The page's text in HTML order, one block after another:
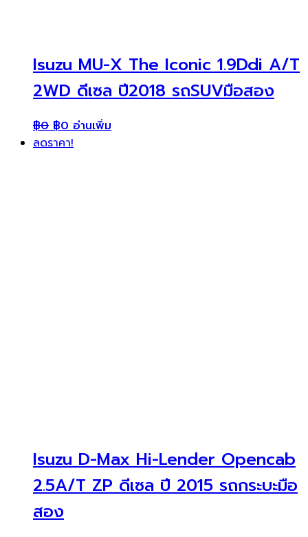
Isuzu MU-X The Iconic 1.9Ddi A/T
2WD ดีเซล ปี2018 รถSUVมือสอง
฿0 ฿0 อ่านเพิ่ม
ลดราคา!
Isuzu D-Max Hi-Lender Opencab
2.5A/T ZP ดีเซล ปี 2015 รถกระบะมือ
สอง